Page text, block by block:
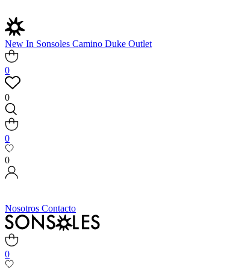
New In Sonsoles Camino Duke Outlet
0
0
0
0
Nosotros Contacto
0